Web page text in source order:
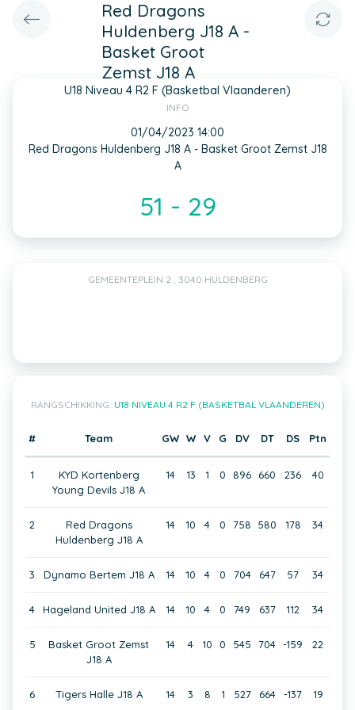
Red Dragons
Huldenberg J18 A -
Basket Groot
Zemst J18 A
U18 Niveau 4 R2 F (Basketbal Vlaanderen)
INFO
01/04/2023 14:00
Red Dragons Huldenberg J18 A - Basket Groot Zemst J18
A
51 - 29
GEMEENTEPLEIN 2 , 3040 HULDENBERG
RANGSCHIKKING: U18 NIVEAU 4 R2 F (BASKETBAL VLAANDEREN)
# Team GW W V G DV DT DS Ptn
1
KYD Kortenberg
Young Devils J18 A
14 13 1 0 896 660 236 40
2
Red Dragons
Huldenberg J18 A
14 10 4 0 758 580 178 34
3 Dynamo Bertem J18 A 14 10 4 0 704 647 57 34
4 Hageland United J18 A 14 10 4 0 749 637 112 34
5
Basket Groot Zemst
J18 A
14 4 10 0 545 704 -159 22
6 Tigers Halle J18 A 14 3 8 1 527 664 -137 19